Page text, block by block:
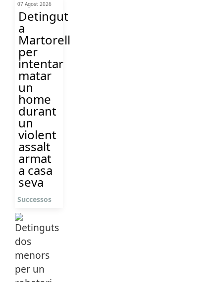
07 Agost 2026
Detingut
a
Martorell
per
intentar
matar
un
home
durant
un
violent
assalt
armat
a casa
seva
Successos